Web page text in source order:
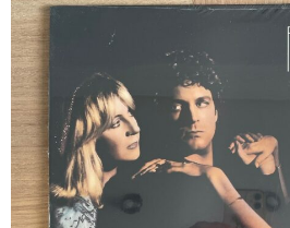
GGについて
買取について
取り置きなどについて
Categories
New Arrivals